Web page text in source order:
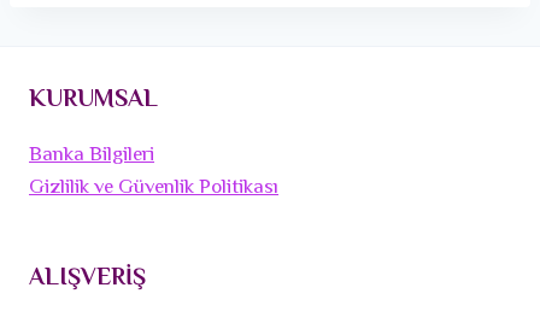
KURUMSAL
Banka Bilgileri
Gizlilik ve Güvenlik Politikası
ALIŞVERİŞ